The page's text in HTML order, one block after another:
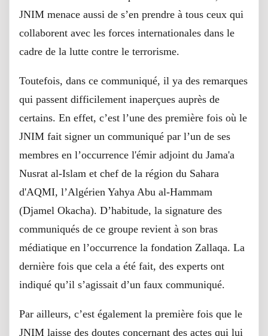
JNIM menace aussi de s’en prendre à tous ceux qui
collaborent avec les forces internationales dans le
cadre de la lutte contre le terrorisme.
Toutefois, dans ce communiqué, il ya des remarques
qui passent difficilement inaperçues auprès de
certains. En effet, c’est l’une des première fois où le
JNIM fait signer un communiqué par l’un de ses
membres en l’occurrence l'émir adjoint du Jama'a
Nusrat al-Islam et chef de la région du Sahara
d'AQMI, l’Algérien Yahya Abu al-Hammam
(Djamel Okacha). D’habitude, la signature des
communiqués de ce groupe revient à son bras
médiatique en l’occurrence la fondation Zallaqa. La
dernière fois que cela a été fait, des experts ont
indiqué qu’il s’agissait d’un faux communiqué.
Par ailleurs, c’est également la première fois que le
JNIM laisse des doutes concernant des actes qui lui